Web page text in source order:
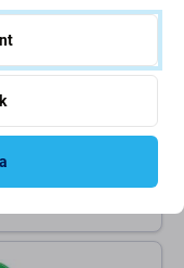
P30 - LCD Kijelző +